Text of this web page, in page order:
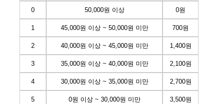
0 50,000원 이상 0원
1 45,000원 이상 ~ 50,000원 미만 700원
2 40,000원 이상 ~ 45,000원 미만 1,400원
3 35,000원 이상 ~ 40,000원 미만 2,100원
4 30,000원 이상 ~ 35,000원 미만 2,700원
5 0원 이상 ~ 30,000원 미만 3,500원